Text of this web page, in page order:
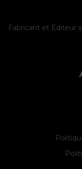
Fabricant et Éditeur